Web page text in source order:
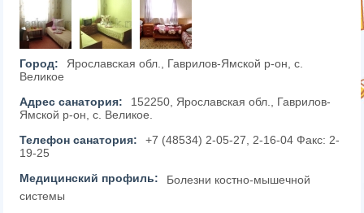
Город:
Ярославская обл., Гаврилов-Ямской р-он, с.
Великое
Адрес санатория:
152250, Ярославская обл., Гаврилов-
Ямской р-он, с. Великое.
Телефон санатория:
+7 (48534) 2-05-27, 2-16-04 Факс: 2-
19-25
Медицинский профиль:
Болезни костно-мышечной
системы